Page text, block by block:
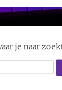
je naar